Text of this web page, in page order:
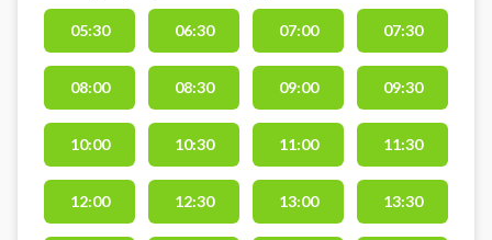
padel udendørs ved Rocket Padel
Koldings to padelcentre på
Ambolten 2 i Kolding. Centrene
har tilsammen 20 padelbaner
udendørsbane dobbeltbane.
Gratis parkering, bat kan lejes og
bolde købes i Sparekassen
Kronjylland Padel Arena, Rocket
05:30 06:30 07:00 07:30
08:00 08:30 09:00 09:30
10:00 10:30 11:00 11:30
12:00 12:30 13:00 13:30